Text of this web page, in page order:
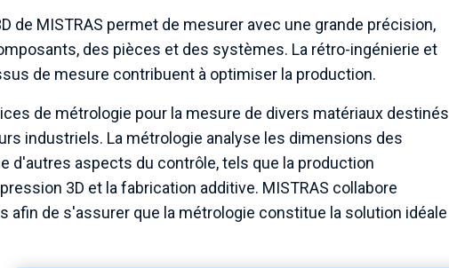
de MISTRAS permet de mesurer avec une grande précision,
des pièces et des systèmes. La rétro-ingénierie et
de mesure contribuent à optimiser la production.
de métrologie pour la mesure de divers matériaux destinés
industriels. La métrologie analyse les dimensions des
d'autres aspects du contrôle, tels que la production
3D et la fabrication additive. MISTRAS collabore
afin de s'assurer que la métrologie constitue la solution idéale